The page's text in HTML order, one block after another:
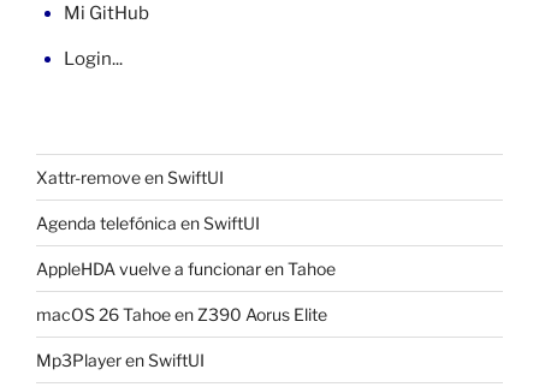
Mi GitHub
Login...
Xattr-remove en SwiftUI
Agenda telefónica en SwiftUI
AppleHDA vuelve a funcionar en Tahoe
macOS 26 Tahoe en Z390 Aorus Elite
Mp3Player en SwiftUI